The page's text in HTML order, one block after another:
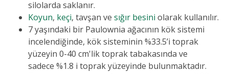
silolarda saklanır.
Koyun, keçi, tavşan ve sığır besini olarak kullanılır.
7 yaşındaki bir Paulownia ağacının kök sistemi
incelendiğinde, kök sisteminin %33.5’i toprak
yüzeyin 0-40 cm'lik toprak tabakasında ve
sadece %1.8 i toprak yüzeyinde bulunmaktadır.